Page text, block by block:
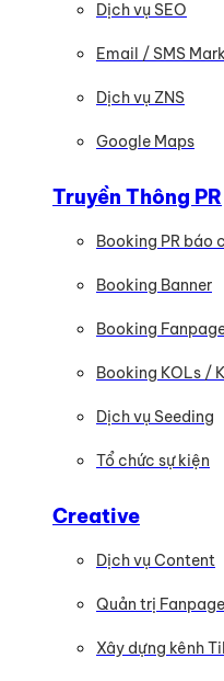
Dịch vụ SEO
Email / SMS
Dịch vụ ZNS
Google Maps
Truyền Thông PR
Booking PR báo
Booking Banner
Booking
Booking KOLs /
Dịch vụ Seeding
Tổ chức sự kiện
Creative
Dịch vụ Content
Quản trị Fanpage
Xây dựng kênh